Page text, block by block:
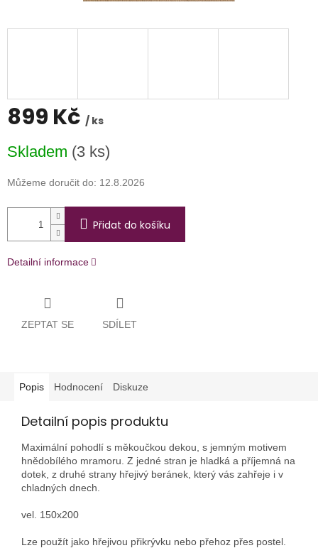
899 Kč / ks
cena:
Skladem (3 ks)
Můžeme doručit do: 12.8.2026
Přidat do košíku
Detailní informace
ZEPTAT SE SDÍLET
Popis Hodnocení Diskuze
Detailní popis produktu
Maximální pohodlí s měkoučkou dekou, s jemným motivem
hnědobílého mramoru. Z jedné stran je hladká a příjemná na
dotek, z druhé strany hřejivý beránek, který vás zahřeje i v
chladných dnech.
vel. 150x200
Lze použít jako hřejivou přikrývku nebo přehoz přes postel.